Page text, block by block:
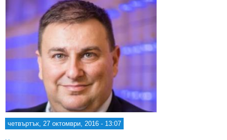
четвъртък, 27 октомври, 2016 - 13:07